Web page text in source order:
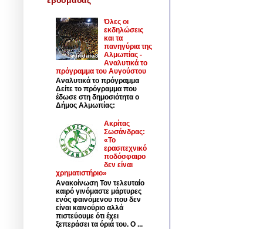
Όλες οι
εκδηλώσεις
και τα
πανηγύρια της
Αλμωπίας -
Αναλυτικά το
πρόγραμμα του Αυγούστου
Αναλυτικά το πρόγραμμα
Δείτε το πρόγραμμα που
έδωσε στη δημοσιότητα ο
Δήμος Αλμωπίας:
Ακρίτας
Σωσάνδρας:
«Το
ερασιτεχνικό
ποδόσφαιρο
δεν είναι
χρηματιστήριο»
Ανακοίνωση Τον τελευταίο
καιρό γινόμαστε μάρτυρες
ενός φαινόμενου που δεν
είναι καινούριο αλλά
πιστεύουμε ότι έχει
ξεπεράσει τα όριά του. Ο ...